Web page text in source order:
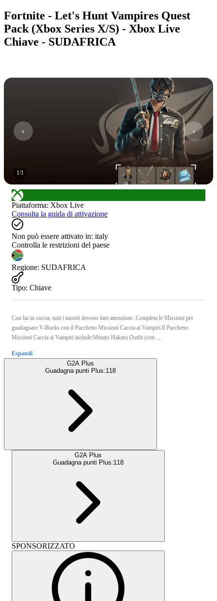
Fortnite - Let's Hunt Vampires Quest
Pack (Xbox Series X/S) - Xbox Live
Chiave - SUDAFRICA
1/1
Piattaforma: Xbox Live
Consulta la guida di attivazione
Non può essere attivato in: italy
Controlla le restrizioni del paese
Regione: SUDAFRICA
Tipo: Chiave
Con lui in caccia, tutti i mostri devono fare attenzione. Completa le Missioni per
guadagnare V-Bucks con il Pacchetto Missioni Caccia ai Vampiri.Il Pacchetto
Missioni Caccia ai Vampiri include:Minato Hakaru Outfit (con ...
Espandi
G2A Plus
Guadagna punti Plus:118
G2A Plus
Guadagna punti Plus:118
SPONSORIZZATO